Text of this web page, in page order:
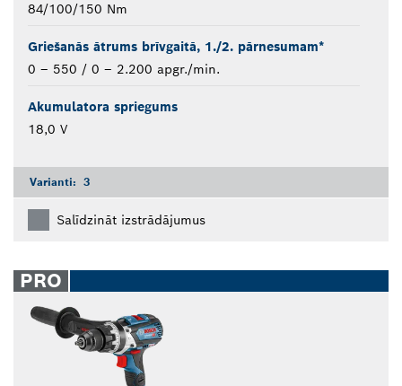
84/100/150 Nm
Griešanās ātrums brīvgaitā, 1./2. pārnesumam*
0 – 550 / 0 – 2.200 apgr./min.
Akumulatora spriegums
18,0 V
Varianti: 3
Salīdzināt izstrādājumus
PRO